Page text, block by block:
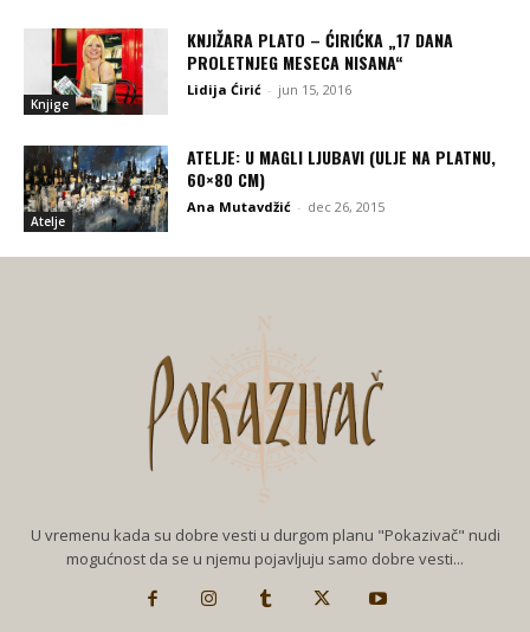
Knjige
KNJIŽARA PLATO – ĆIRIĆKA „17 DANA
PROLETNJEG MESECA NISANA“
Lidija Ćirić - jun 15, 2016
Atelje
ATELJE: U MAGLI LJUBAVI (ULJE NA PLATNU,
60×80 CM)
Ana Mutavdžić - dec 26, 2015
U vremenu kada su dobre vesti u durgom planu "Pokazivač" nudi
mogućnost da se u njemu pojavljuju samo dobre vesti...